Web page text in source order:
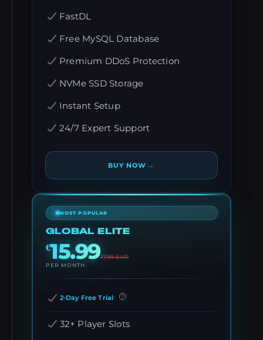
FastDL
Free MySQL Database
Premium DDoS Protection
NVMe SSD Storage
Instant Setup
24/7 Expert Support
BUY NOW →
MOST POPULAR
GLOBAL ELITE
€15.9917.99EUR
PER MONTH
2-Day Free Trial
32+ Player Slots